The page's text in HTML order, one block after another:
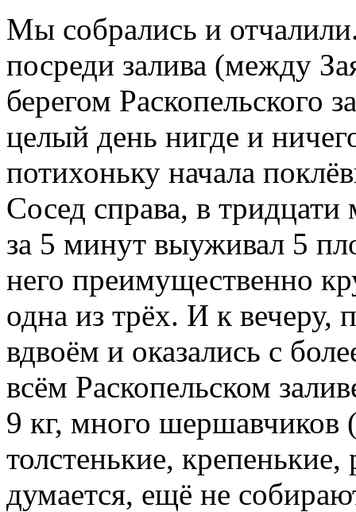
Мы собрались и
посреди залива (между
берегом Раскопельского
целый день нигде и
потихоньку начала
Сосед справа, в
за 5 минут выуживал 5
него преимущественно
одна из трёх. И к
вдвоём и оказались с
всём Раскопельском
9 кг, много шершавчиков
толстенькие, крепенькие,
думается, ещё не